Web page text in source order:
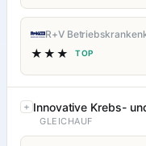
R+V
★★★ TOP
Innovative Krebs-
GLEICHAUF